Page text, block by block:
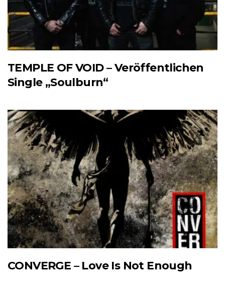
TEMPLE OF VOID – Veröffentlichen
Single „Soulburn“
CONVERGE – Love Is Not Enough